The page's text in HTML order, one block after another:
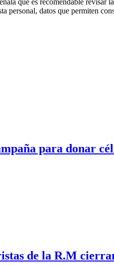
que es recomendable
personal, datos que permiten
para donar
de la R.M